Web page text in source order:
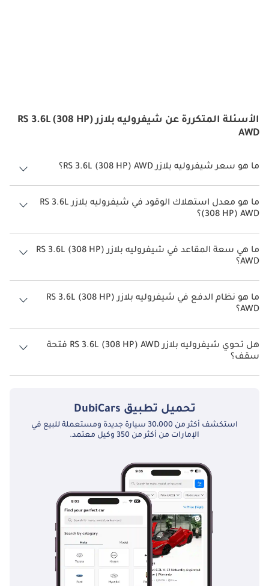
الأسئلة المتكررة عن شيفروليه بلازر RS 3.6L (308 HP)
AWD
ما هو سعر شيفروليه بلازر RS 3.6L (308 HP) AWD؟
سعر شيفروليه بلازر RS 3.6L (308 HP) AWD هو درهم 198,000.
ما هو معدل استهلاك الوقود في شيفروليه بلازر RS 3.6L
(308 HP) AWD؟
يبلغ معدل استهلاك الوقود المقترح من الشركة المصنعة لسيارة شيفروليه
بلازر 2026 من 8 كم/ليتر - 11 كم/ليتر.
ما هي سعة المقاعد في شيفروليه بلازر RS 3.6L (308 HP)
AWD؟
تتسع شيفروليه بلازر RS 3.6L (308 HP) AWD لأ 5 أشخاص.
ما هو نظام الدفع في شيفروليه بلازر RS 3.6L (308 HP)
AWD؟
نظام الدفع في شيفروليه بلازر All Wheel Drive RS 3.6L (308 HP) AWD.
هل تحوي شيفروليه بلازر RS 3.6L (308 HP) AWD فتحة
سقف؟
نعم توفر شيفروليه بلازر RS 3.6L (308 HP) AWD فتحة السقف كخيار.
تحميل تطبيق DubiCars
استكشف أكثر من 30،000 سيارة جديدة ومستعملة للبيع في
الإمارات من أكثر من 350 وكيل معتمد.